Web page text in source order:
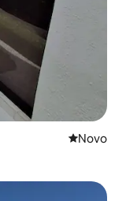
Novo
Novo